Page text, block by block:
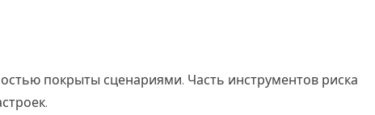
покрыты сценариями. Часть инструментов риска